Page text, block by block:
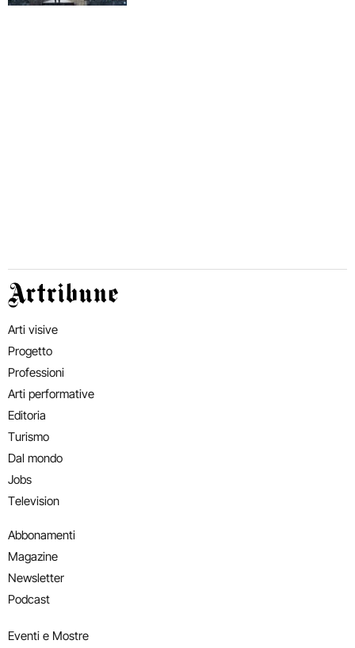
Artribune
Arti visive
Progetto
Professioni
Arti performative
Editoria
Turismo
Dal mondo
Jobs
Television
Abbonamenti
Magazine
Newsletter
Podcast
Eventi e Mostre